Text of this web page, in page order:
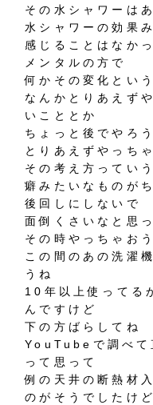
その水シャワーは
水シャワーの効果
感じることはなか
メンタルの方で
何かその変化とい
なんかとりあえず
いこととか
ちょっと後でやろ
とりあえずやっち
その考え方ってい
癖みたいなものが
後回しにしないで
面倒くさいなと思
その時やっちゃお
この間のあの洗濯
うね
10年以上使ってる
んですけど
下の方ばらしてね
YouTubeで調べて
って思って
例の天井の断熱材
のがそうでしたけど